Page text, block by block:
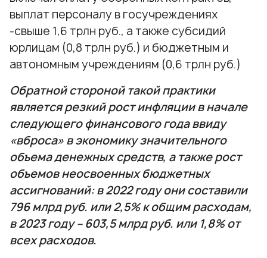
выплат персоналу в госучреждениях
-свыше 1,6 трлн руб., а также субсидий
юрлицам (0,8 трлн руб.) и бюджетным и
автономным учреждениям (0,6 трлн руб.)
Обратной стороной такой практики
является резкий рост инфляции в начале
следующего финансового года ввиду
«вброса» в экономику значительного
объема денежных средств, а также рост
объемов неосвоенных бюджетных
ассигнований: в 2022 году они составили
796 млрд руб. или 2,5% к общим расходам,
в 2023 году – 603,5 млрд руб. или 1,8% от
всех расходов.